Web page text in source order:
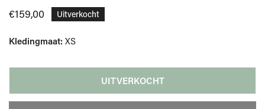
Normale
€159,00 Uitverkocht
Kledingmaat: XS
UITVERKOCHT